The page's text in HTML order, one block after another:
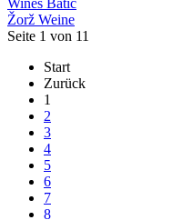
Žorž Weine
Seite 1 von 11
Start
Zurück
1
2
3
4
5
6
7
8